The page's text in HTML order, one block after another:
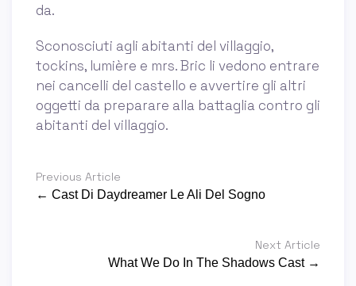
da.
Sconosciuti agli abitanti del villaggio,
tockins, lumière e mrs. Bric li vedono entrare
nei cancelli del castello e avvertire gli altri
oggetti da preparare alla battaglia contro gli
abitanti del villaggio.
Previous Article
← Cast Di Daydreamer Le Ali Del Sogno
Next Article
What We Do In The Shadows Cast →